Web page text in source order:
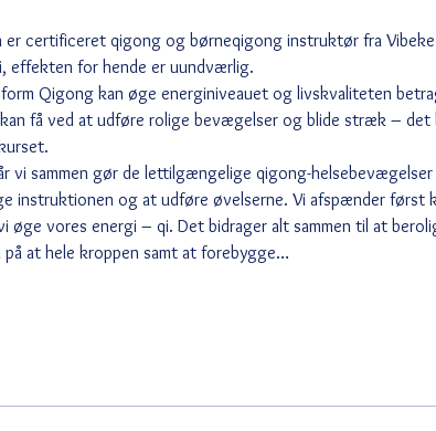
er certificeret qigong og børneqigong instruktør fra
effekten for hende er uundværlig.
Qigong kan øge energiniveauet og livskvaliteten
få ved at udføre rolige bevægelser og blide stræk – det
vi sammen gør de lettilgængelige qigong-
instruktionen og at udføre øvelserne. Vi afspænder først
øge vores energi – qi. Det bidrager alt sammen til at
at hele kroppen samt at forebygge…